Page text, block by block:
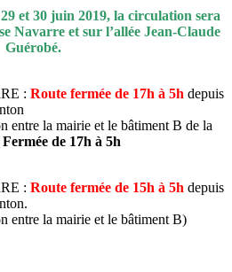
et 30 juin 2019, la circulation sera
Navarre et sur l’allée Jean-Claude
Guérobé.
: Route fermée de 17h à 5h depuis
la mairie et le bâtiment B de la
Fermée de 17h à 5h
: Route fermée de 15h à 5h depuis
la mairie et le bâtiment B)